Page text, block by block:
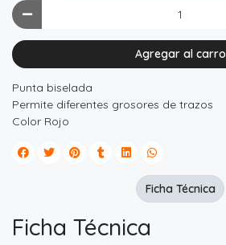
Agregar al carro
Punta biselada
Permite diferentes grosores de trazos
Color Rojo
Ficha Técnica
Ficha Técnica